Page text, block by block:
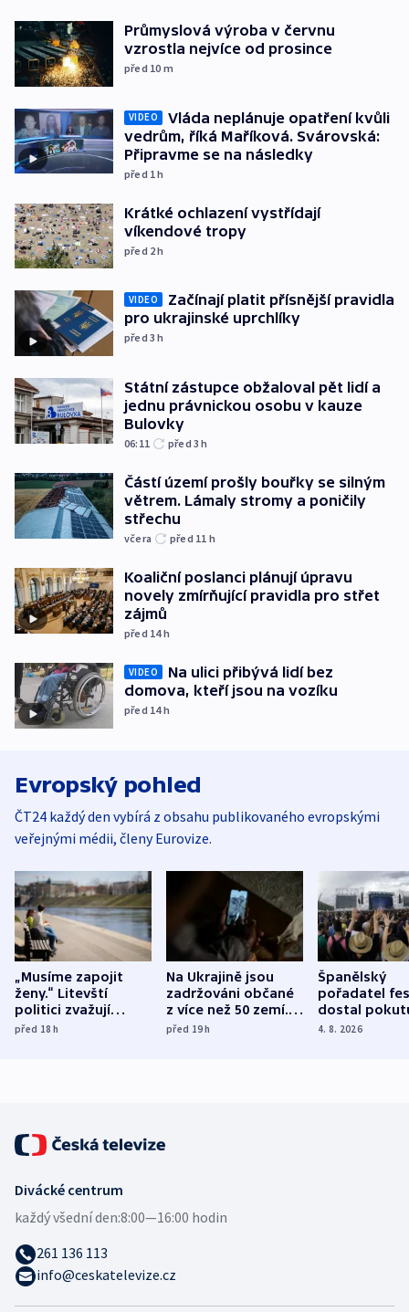
Průmyslová výroba v červnu
vzrostla nejvíce od prosince
před 10 m
VIDEO
Vláda neplánuje opatření kvůli
vedrům, říká Maříková. Svárovská:
Připravme se na následky
před 1h
Krátké ochlazení vystřídají
víkendové tropy
před 2h
VIDEO
Začínají platit přísnější pravidla
pro ukrajinské uprchlíky
před 3h
Státní zástupce obžaloval pět lidí a
jednu právnickou osobu v kauze
Bulovky
06:11 před 3h
Částí území prošly bouřky se silným
větrem. Lámaly stromy a poničily
střechu
včera před 11 h
Koaliční poslanci plánují úpravu
novely zmírňující pravidla pro střet
zájmů
před 14h
VIDEO
Na ulici přibývá lidí bez
domova, kteří jsou na vozíku
před 14h
Evropský pohled
ČT24 každý den vybírá z obsahu publikovaného evropskými
veřejnými médii, členy Eurovize.
„Musíme zapojit
ženy.“ Litevští
politici zvažují
dohodu o
před 18h
Na Ukrajině jsou
zadržováni občané
z více než 50 zemí.
Bojovali na straně
před 19h
Španělský
pořadatel
dostal
nekalé
4. 8. 2026
Divácké centrum
každý všední den:8:00—16:00 hodin
261 136 113
info@ceskatelevize.cz